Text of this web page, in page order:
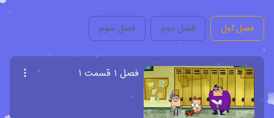
فصل اول فصل دوم فصل سوم
فصل ۱ قسمت ۱